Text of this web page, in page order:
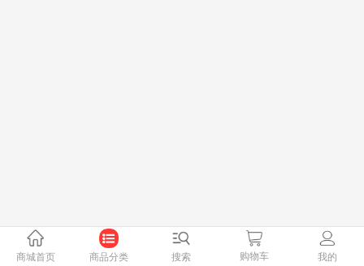
商城首页 商品分类 搜索 购物车 我的